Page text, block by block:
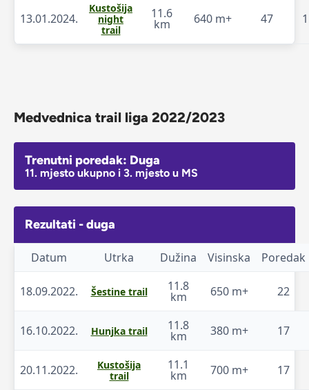
13.01.2024.
Kustošija
night
trail
11.6
km 640 m+ 47
Medvednica trail liga 2022/2023
Trenutni poredak: Duga
11. mjesto ukupno i 3. mjesto u MS
Rezultati - duga
Datum Utrka Dužina Visinska Poredak
18.09.2022. Šestine trail 11.8
km 650 m+ 22
16.10.2022. Hunjka trail 11.8
km 380 m+ 17
20.11.2022.
Kustošija
trail
11.1
km 700 m+ 17